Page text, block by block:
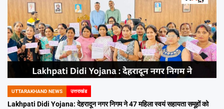
POSTED
IN
UTTARAKHAND NEWS उत्तराखंड
Lakhpati Didi Yojana: देहरादून नगर निगम ने 47 महिला स्वयं सहायता समूहों को